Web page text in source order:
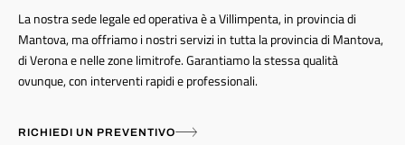
La nostra sede legale ed operativa è a Villimpenta, in provincia di
Mantova, ma offriamo i nostri servizi in tutta la provincia di Mantova,
di Verona e nelle zone limitrofe. Garantiamo la stessa qualità
ovunque, con interventi rapidi e professionali.
RICHIEDI UN PREVENTIVO